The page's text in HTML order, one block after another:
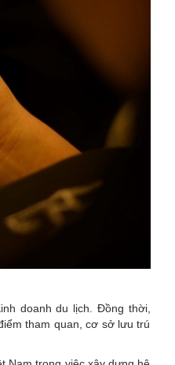
doanh du lịch. Đồng thời,
tham quan, cơ sở lưu trú